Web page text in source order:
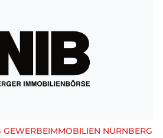
GEWERBEIMMOBILIEN NÜRNBERG